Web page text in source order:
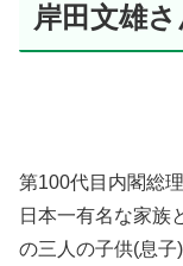
岸田文雄
第100代目内閣総
日本一有名な家族
の三人の子供(息